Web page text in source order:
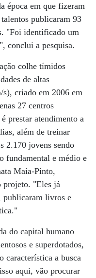
época em que fizeram
publicaram 93
"Foi identificado um
conclui a pesquisa.
colhe tímidos
de altas
s), criado em 2006 em
27 centros
prestar atendimento a
além de treinar
2.170 jovens sendo
fundamental e médio e
Maia-Pinto,
projeto. "Eles já
publicaram livros e
do capital humano
e superdotados,
característica a busca
aqui, vão procurar